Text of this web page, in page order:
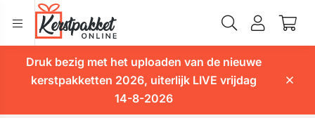
Druk bezig met het uploaden van de nieuwe
kerstpakketten 2026, uiterlijk LIVE vrijdag
14-8-2026